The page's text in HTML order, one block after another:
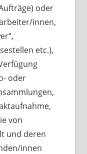
oder
innen,
etc.),
oder
von
und deren
innen